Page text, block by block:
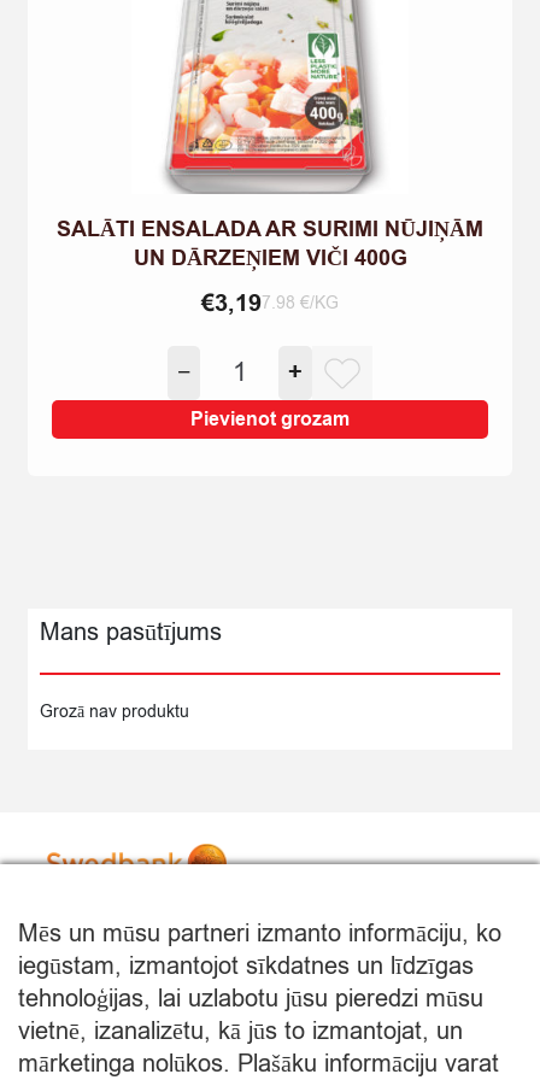
SALĀTI ENSALADA AR SURIMI NŪJIŅĀM
UN DĀRZEŅIEM VIČI 400G
€3,197.98 €/KG
−
SALĀTI
ENSALADA
AR
SURIMI
+
Pievienot grozam
Mans pasūtījums
Grozā nav produktu
Mēs un mūsu partneri izmanto informāciju, ko
iegūstam, izmantojot sīkdatnes un līdzīgas
tehnoloģijas, lai uzlabotu jūsu pieredzi mūsu
vietnē, izanalizētu, kā jūs to izmantojat, un
mārketinga nolūkos. Plašāku informāciju varat